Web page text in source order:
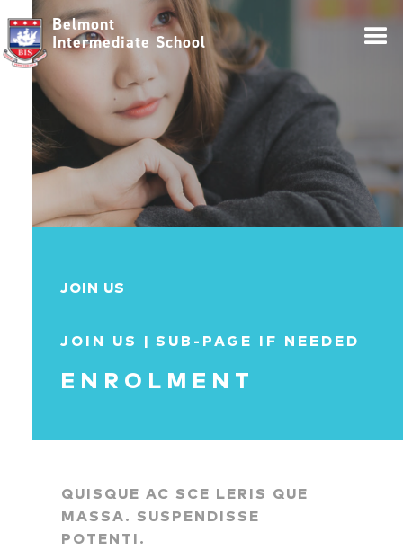
Belmont
Intermediate School
JOIN US
JOIN US | SUB-PAGE IF NEEDED
ENROLMENT
QUISQUE AC SCE LERIS QUE
MASSA. SUSPENDISSE
POTENTI.